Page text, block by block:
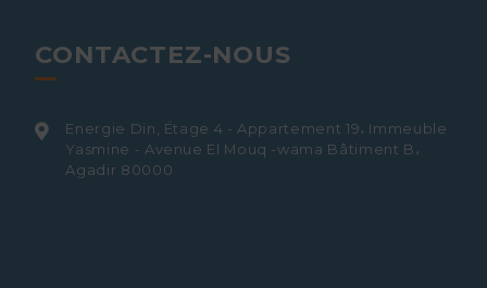
CONTACTEZ-NOUS
Energie Din, Étage 4 - Appartement 19، Immeuble
Yasmine - Avenue El Mouq -wama Bâtiment B،
Agadir 80000